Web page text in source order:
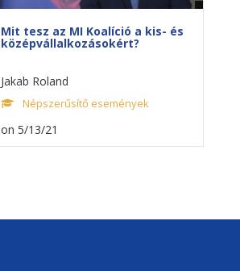
Mit tesz az MI Koalíció a kis- és
középvállalkozásokért?
Jakab Roland
Népszerűsítő események
on 5/13/21